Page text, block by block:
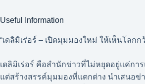
Useful Information
“เดลิมิเร่อร์ – เปิดมุมมองใหม่ ให้เห็นโลกก
เดลิมิเร่อร์ คือสำนักข่าวที่ไม่หยุดอยู่แค่กา
แต่สร้างสรรค์มุมมองที่แตกต่าง นำเสนอข่